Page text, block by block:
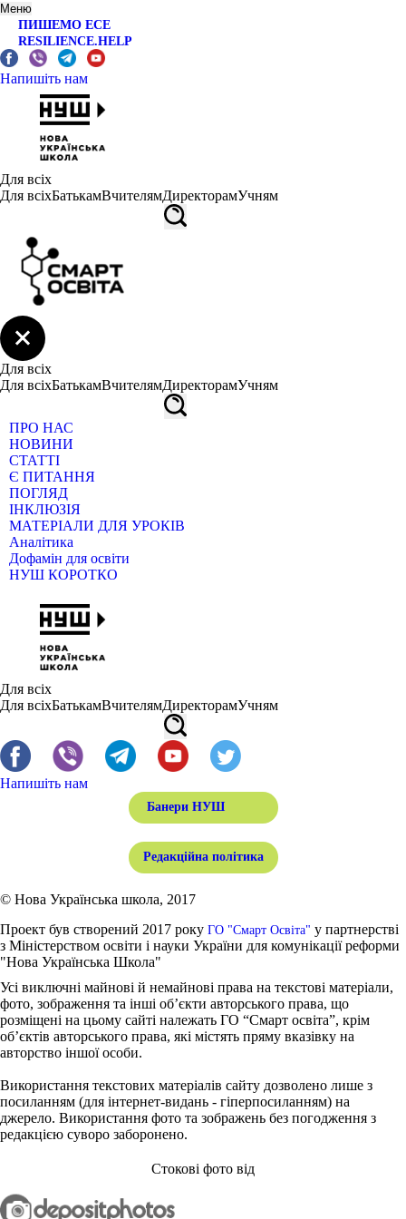
Меню
ПИШЕМО ЕСЕ
RESILIENCE.HELP
Напишіть нам
Для всіх
Для всіхБатькамВчителямДиректорамУчням
Для всіх
Для всіхБатькамВчителямДиректорамУчням
ПРО НАС
НОВИНИ
СТАТТІ
Є ПИТАННЯ
ПОГЛЯД
ІНКЛЮЗІЯ
МАТЕРІАЛИ ДЛЯ УРОКІВ
Аналітика
Дофамін для освіти
НУШ КОРОТКО
Для всіх
Для всіхБатькамВчителямДиректорамУчням
Напишіть нам
Банери НУШ
Редакційна політика
© Нова Українська школа, 2017
Проект був створений 2017 року ГО "Смарт Освіта" у партнерстві
з Міністерством освіти і науки України для комунікації реформи
"Нова Українська Школа"
Усі виключні майнові й немайнові права на текстові матеріали,
фото, зображення та інші об’єкти авторського права, що
розміщені на цьому сайті належать ГО “Смарт освіта”, крім
об’єктів авторського права, які містять пряму вказівку на
авторство іншої особи.
Використання текстових матеріалів сайту дозволено лише з
посиланням (для інтернет-видань - гіперпосиланням) на
джерело. Використання фото та зображень без погодження з
редакцією суворо заборонено.
Стокові фото від